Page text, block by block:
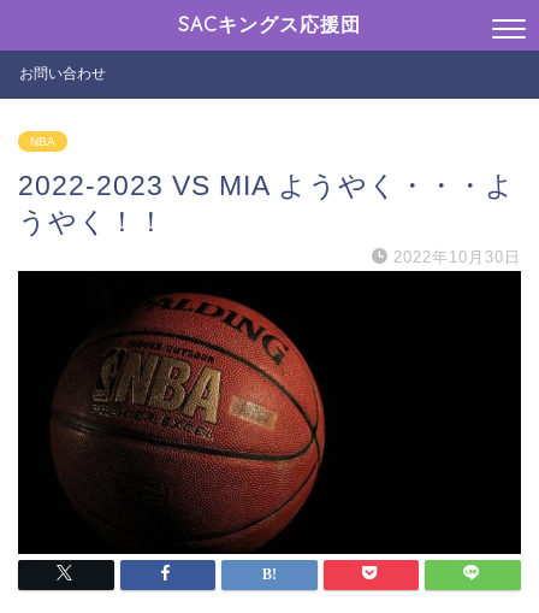
SACキングス応援団
お問い合わせ
NBA
2022-2023 VS MIA ようやく・・・よ
うやく！！
2022年10月30日